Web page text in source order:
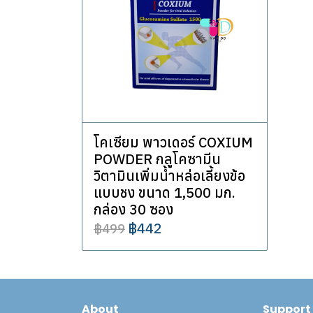
โคเซียม พาวเดอร์ COXIUM
POWDER กลูโคซามีน
วิตามินเพิ่มน้ำหล่อเลี้ยงข้อ
แบบชง ขนาด 1,500 มก.
กล่อง 30 ซอง
฿499 ฿442
About Support